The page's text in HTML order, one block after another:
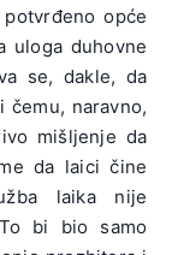
opće
uloga duhovne
se, dakle, da
čemu, naravno,
mišljenje da
da laici čine
laika nije
bi bio samo